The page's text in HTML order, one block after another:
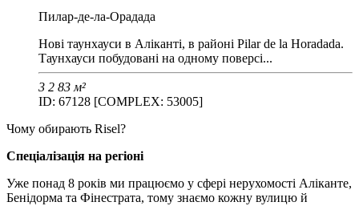
Пилар-де-ла-Орадада
Нові таунхауси в Аліканті, в районі Pilar de la Horadada.
Таунхауси побудовані на одному поверсі...
3 2 83 м²
ID: 67128 [COMPLEX: 53005]
Чому обирають Risel?
Спеціалізація на регіоні
Уже понад 8 років ми працюємо у сфері нерухомості Аліканте,
Бенідорма та Фінестрата, тому знаємо кожну вулицю й